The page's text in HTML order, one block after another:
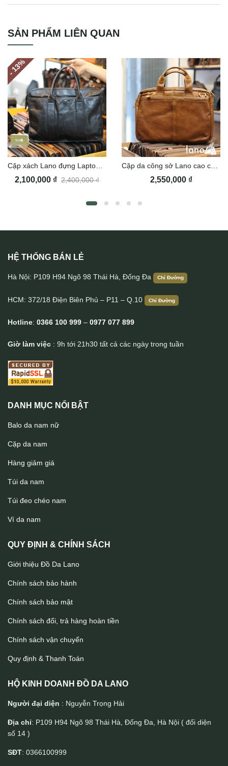
Cặp nam da bò cao cấp Lano CD103
Cặp nam da bò cao cấp Lano CD103
SẢN PHẨM LIÊN QUAN
- 13
%
2,400,000₫
2,100,000 ₫ 2,550,000 ₫
HỆ THỐNG BÁN LẺ
Hà Nội: P109 H94 Ngõ 98 Thái Hà, Đống Đa Chỉ Đường
HCM: 372/18 Điện Biên Phủ – P11 – Q.10 Chỉ Đường
Hotline: 0366 100 999 – 0977 077 899
Giờ làm việc : 9h tới 21h30 tất cả các ngày trong tuần
DANH MỤC NỔI BẬT
Balo da nam nữ
Cặp da nam
Hàng giảm giá
Túi da nam
Túi đeo chéo nam
Ví da nam
QUY ĐỊNH & CHÍNH SÁCH
Giới thiệu Đồ Da Lano
Chính sách bảo hành
Chính sách bảo mật
Chính sách đổi, trả hàng hoàn tiền
Chính sách vận chuyển
Quy định & Thanh Toán
HỘ KINH DOANH ĐỒ DA LANO
Người đại diện : Nguyễn Trọng Hải
Địa chỉ: P109 H94 Ngõ 98 Thái Hà, Đống Đa, Hà Nội ( đối diện
số 14 )
SĐT: 0366100999